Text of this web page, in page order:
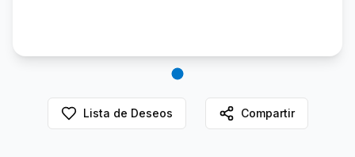
Lista de Deseos Compartir